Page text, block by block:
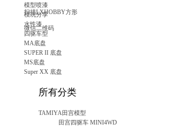
扫描LXHOBBY方形
微信二维码
模型喷漆
模玩分享
水性漆
四驱车型
MA底盘
SUPER II 底盘
MS底盘
Super XX 底盘
所有分类
TAMIYA田宫模型
田宫四驱车 MINI4WD